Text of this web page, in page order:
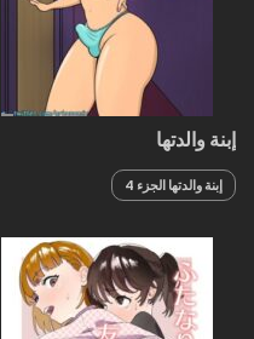
إبنة والدتها
إبنة والدتها الجزء 4